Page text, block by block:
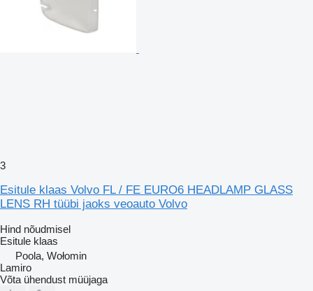
3
Esitule klaas Volvo FL / FE EURO6 HEADLAMP GLASS
LENS RH tüübi jaoks veoauto Volvo
Hind nõudmisel
Esitule klaas
Poola, Wołomin
Lamiro
Võta ühendust müüjaga